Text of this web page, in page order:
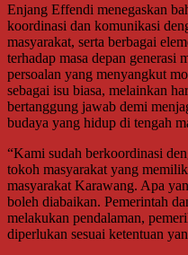
Enjang Effendi menegaskan
koordinasi dan komunikasi
masyarakat, serta berbagai
terhadap masa depan generasi
persoalan yang menyangkut
sebagai isu biasa, melainkan
bertanggung jawab demi
budaya yang hidup di tengah
“Kami sudah berkoordinasi
tokoh masyarakat yang
masyarakat Karawang. Apa
boleh diabaikan. Pemerintah
melakukan pendalaman,
diperlukan sesuai ketentuan